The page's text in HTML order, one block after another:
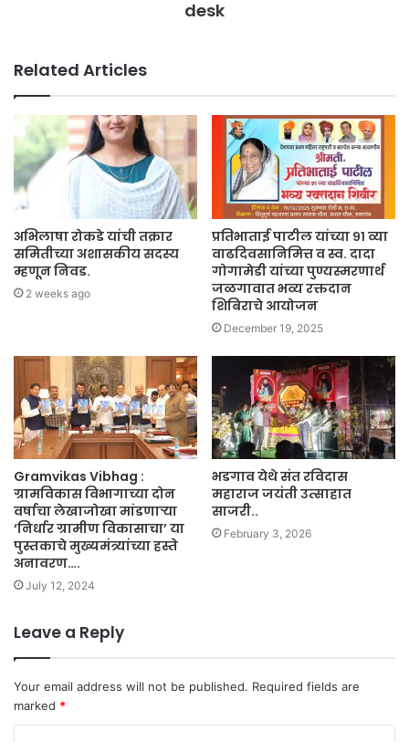
desk
Related Articles
अभिलाषा रोकडे यांची तक्रार
समितीच्या अशासकीय सदस्य
म्हणून निवड.
2 weeks ago
प्रतिभाताई पाटील यांच्या ९१ व्या
वाढदिवसानिमित्त व स्व. दादा
गोगामेडी यांच्या पुण्यस्मरणार्थ
जळगावात भव्य रक्तदान
शिबिराचे आयोजन
December 19, 2025
Gramvikas Vibhag :
ग्रामविकास विभागाच्या दोन
वर्षाचा लेखाजोखा मांडणाऱ्या
‘निर्धार ग्रामीण विकासाचा’ या
पुस्तकाचे मुख्यमंत्र्यांच्या हस्ते
अनावरण….
July 12, 2024
भडगाव येथे संत रविदास
महाराज जयंती उत्साहात
साजरी..
February 3, 2026
Leave a Reply
Your email address will not be published. Required fields are
marked *